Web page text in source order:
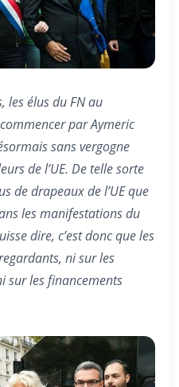
les élus du FN au
par Aymeric
sans vergogne
de l’UE. De telle sorte
de drapeaux de l’UE que
les manifestations du
dire, c’est donc que les
ni sur les
sur les financements